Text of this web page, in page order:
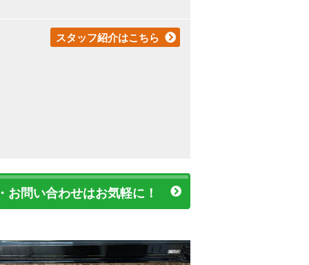
スタッフ紹介はこちら
お問い合わせはお気軽に！